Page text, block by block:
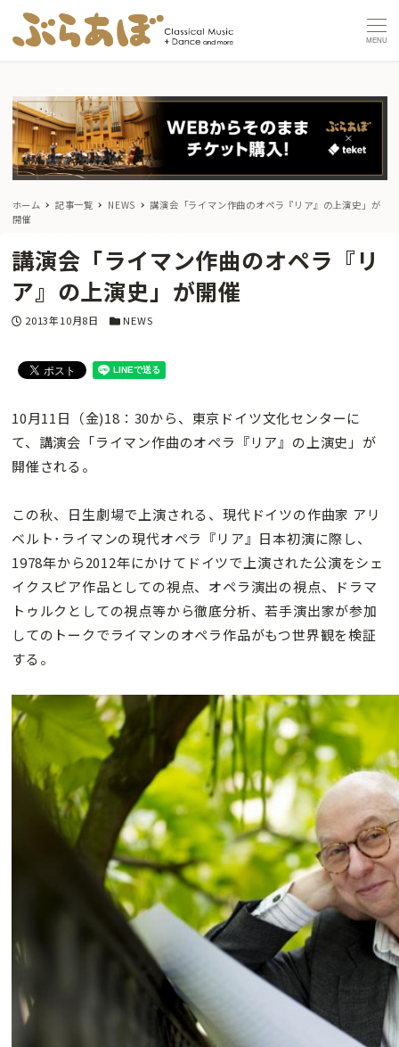
MENU
ホーム 記事一覧 NEWS
講演会「ライマン作曲のオペラ『リア』の上演史」が
開催
講演会「ライマン作曲のオペラ『リ
ア』の上演史」が開催
投稿日
2013年10月8日 カテゴリー
NEWS
10月11日（金)18：30から、東京ドイツ文化センターに
て、講演会「ライマン作曲のオペラ『リア』の上演史」が
開催される。
この秋、日生劇場で上演される、現代ドイツの作曲家 アリ
ベルト･ライマンの現代オペラ『リア』日本初演に際し、
1978年から2012年にかけてドイツで上演された公演をシェ
イクスピア作品としての視点、オペラ演出の視点、ドラマ
トゥルクとしての視点等から徹底分析、若手演出家が参加
してのトークでライマンのオペラ作品がもつ世界観を検証
する。